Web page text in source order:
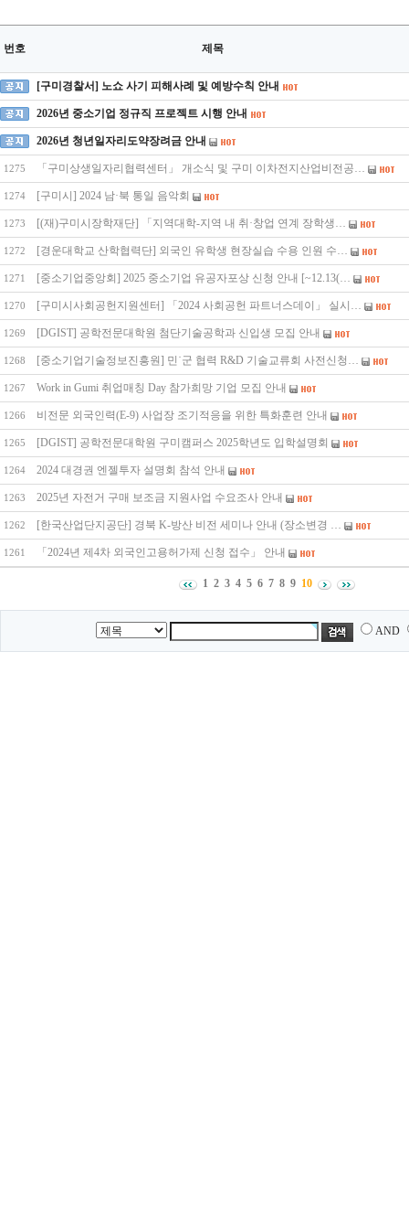
번호 제목
[구미경찰서] 노쇼 사기 피해사례 및 예방수칙 안내
2026년 중소기업 정규직 프로젝트 시행 안내
2026년 청년일자리도약장려금 안내
1275 「구미상생일자리협력센터」 개소식 및 구미 이차전지산업비전공…
1274 [구미시] 2024 남·북 통일 음악회
1273 [(재)구미시장학재단] 「지역대학-지역 내 취·창업 연계 장학생…
1272 [경운대학교 산학협력단] 외국인 유학생 현장실습 수용 인원 수…
1271 [중소기업중앙회] 2025 중소기업 유공자포상 신청 안내 [~12.13(…
1270 [구미시사회공헌지원센터] 「2024 사회공헌 파트너스데이」 실시…
1269 [DGIST] 공학전문대학원 첨단기술공학과 신입생 모집 안내
1268 [중소기업기술정보진흥원] 민˙군 협력 R&D 기술교류회 사전신청…
1267 Work in Gumi 취업매칭 Day 참가희망 기업 모집 안내
1266 비전문 외국인력(E-9) 사업장 조기적응을 위한 특화훈련 안내
1265 [DGIST] 공학전문대학원 구미캠퍼스 2025학년도 입학설명회
1264 2024 대경권 엔젤투자 설명회 참석 안내
1263 2025년 자전거 구매 보조금 지원사업 수요조사 안내
1262 [한국산업단지공단] 경북 K-방산 비전 세미나 안내 (장소변경 …
1261 「2024년 제4차 외국인고용허가제 신청 접수」 안내
1 2 3 4 5 6 7 8 9 10
AND